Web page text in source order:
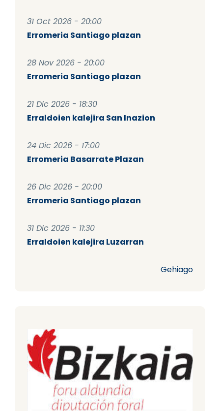
31 Oct 2026 - 20:00
Erromeria Santiago plazan
28 Nov 2026 - 20:00
Erromeria Santiago plazan
21 Dic 2026 - 18:30
Erraldoien kalejira San Inazion
24 Dic 2026 - 17:00
Erromeria Basarrate Plazan
26 Dic 2026 - 20:00
Erromeria Santiago plazan
31 Dic 2026 - 11:30
Erraldoien kalejira Luzarran
Gehiago